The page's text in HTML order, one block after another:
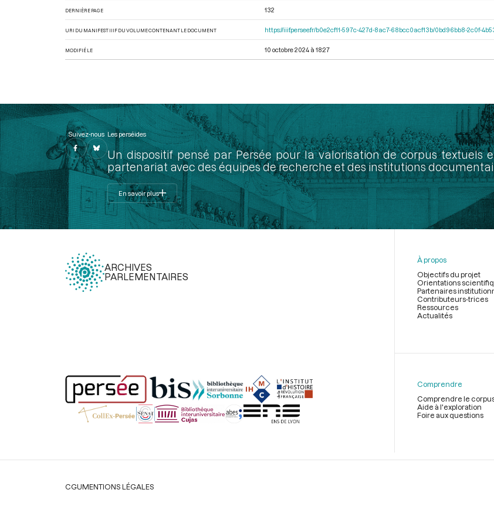
DERNIÈRE PAGE 132
URI DU MANIFEST IIIF DU VOLUME CONTENANT LE DOCUMENT https://iiif.persee.fr/b0e2cf11-597c-427d-8ac7-68bcc0acf13b/0bd96bb8-2c0f-
MODIFIÉ LE 10 octobre 2024 à 18:27
Suivez-nous Les perséides
Un dispositif pensé par Persée pour la valorisation de corpus textuels
partenariat avec des équipes de recherche et des institutions
En savoir plus
ARCHIVES
PARLEMENTAIRES
page
À propos
Objectifs du projet
Orientations
Partenaires
Contributeurs-trices
Ressources
Actualités
Comprendre
Comprendre le
Aide à l'exploration
Foire aux questions
Légal
CGUMENTIONS LÉGALES